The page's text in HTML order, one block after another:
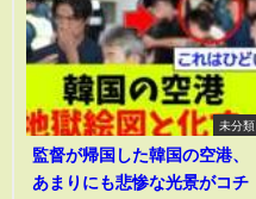
未分類
監督が帰国した韓国の空港、
あまりにも悲惨な光景がコチ